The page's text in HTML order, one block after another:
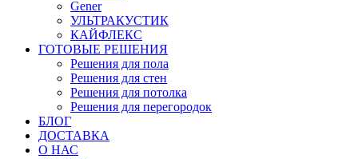
Gener
УЛЬТРАКУСТИК
КАЙФЛЕКС
ГОТОВЫЕ РЕШЕНИЯ
Решения для пола
Решения для стен
Решения для потолка
Решения для перегородок
БЛОГ
ДОСТАВКА
О НАС